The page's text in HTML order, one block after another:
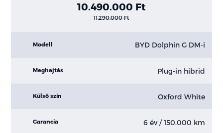
10.490.000 Ft
11.290.000 Ft
Modell BYD Dolphin G DM-i
Meghajtás Plug-in hibrid
Külső szín Oxford White
Garancia 6 év / 150.000 km